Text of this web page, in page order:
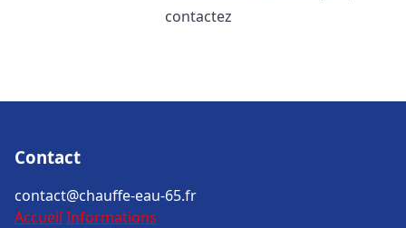
contactez
Contact
contact@chauffe-eau-65.fr
Accueil Informations